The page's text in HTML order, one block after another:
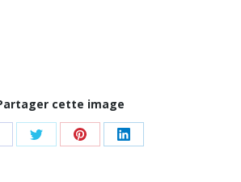
cette image
Share Share Share